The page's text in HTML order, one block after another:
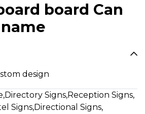
board Can
design
,Directory Signs,Reception Signs,
Signs,Directional Signs,